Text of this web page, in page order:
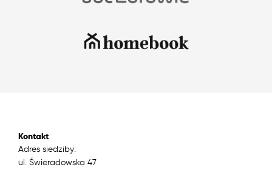
Kontakt
Adres siedziby:
ul. Świeradowska 47